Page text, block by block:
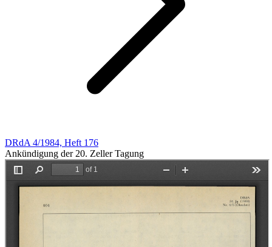
DRdA 4/1984, Heft 176
Ankündigung der 20. Zeller Tagung